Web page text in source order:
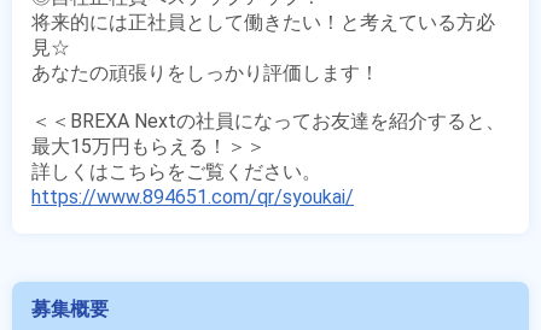
将来的には正社員として働きたい！と考えている方必
見☆
あなたの頑張りをしっかり評価します！
＜＜BREXA Nextの社員になってお友達を紹介すると、
最大15万円もらえる！＞＞
https://www.894651.com/qr/syoukai/
募集概要